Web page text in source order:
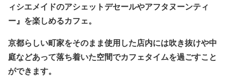
ィシエメイドのアシェットデセールやアフタヌーンティ
ー』を楽しめるカフェ。
京都らしい町家をそのまま使用した店内には吹き抜けや中
庭などあって落ち着いた空間でカフェタイムを過ごすこと
ができます。